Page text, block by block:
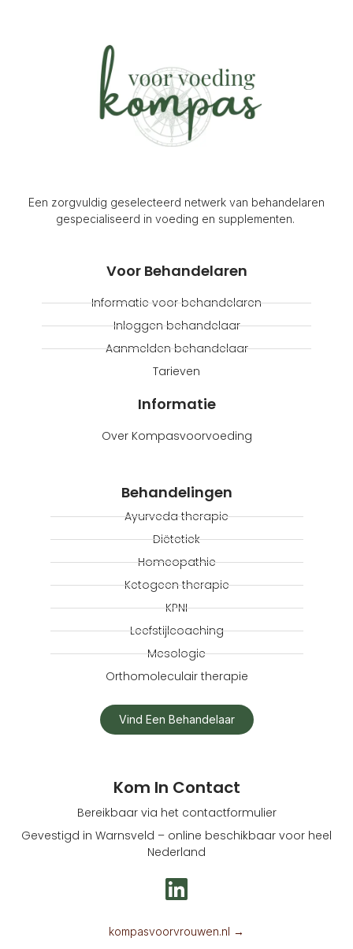
Een zorgvuldig geselecteerd netwerk van behandelaren
gespecialiseerd in voeding en supplementen.
Voor Behandelaren
Informatie voor behandelaren
Inloggen behandelaar
Aanmelden behandelaar
Tarieven
Informatie
Over Kompasvoorvoeding
Behandelingen
Ayurveda therapie
Diëtetiek
Homeopathie
Ketogeen therapie
KPNI
Leefstijlcoaching
Mesologie
Orthomoleculair therapie
Vind Een Behandelaar
Kom In Contact
Bereikbaar via het contactformulier
Gevestigd in Warnsveld – online beschikbaar voor heel
Nederland
L
n
kompasvoorvrouwen.nl →